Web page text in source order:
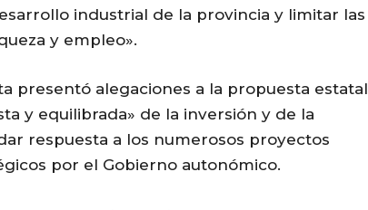
industrial de la provincia y limitar las
y empleo».
presentó alegaciones a la propuesta estatal
y equilibrada» de la inversión y de la
respuesta a los numerosos proyectos
por el Gobierno autonómico.